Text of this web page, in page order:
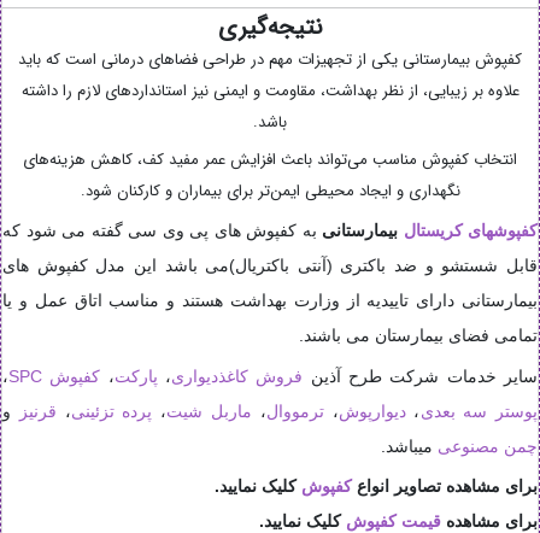
نتیجه‌گیری
کفپوش بیمارستانی یکی از تجهیزات مهم در طراحی فضاهای درمانی است که باید
علاوه بر زیبایی، از نظر بهداشت، مقاومت و ایمنی نیز استانداردهای لازم را داشته
باشد.
انتخاب کفپوش مناسب می‌تواند باعث افزایش عمر مفید کف، کاهش هزینه‌های
نگهداری و ایجاد محیطی ایمن‌تر برای بیماران و کارکنان شود.
کفپوشهای کریستال بیمارستانی به کفپوش های پی وی سی گفته می شود که
قابل شستشو و ضد باکتری (آنتی باکتریال)می باشد این مدل کفپوش های
بیمارستانی دارای تاییدیه از وزارت بهداشت هستند و مناسب اتاق عمل و یا
تمامی فضای بیمارستان می باشند.
سایر خدمات شرکت طرح آذین فروش کاغذدیواری، پارکت، کفپوش SPC
،
پوستر سه بعدی،دیوارپوش،ترمووال، ماربل شیت، پرده تزئینی، قرنیز
و
چمن مصنوعی میباشد.
برای مشاهده تصاویر انواعکفپوش کلیک نمایید.
برای مشاهده قیمتکفپوشکلیک نمایید.